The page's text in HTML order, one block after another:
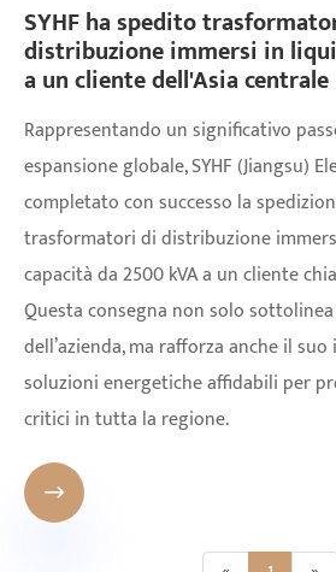
SYHF ha spedito
distribuzione immersi in
a un cliente dell'Asia centrale
Rappresentando un significativo
espansione globale, SYHF (Jiangsu)
completato con successo la
trasformatori di distribuzione
capacità da 2500 kVA a un cliente
Questa consegna non solo
dell’azienda, ma rafforza anche il
soluzioni energetiche affidabili per
critici in tutta la regione.
